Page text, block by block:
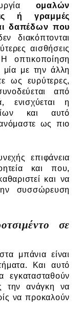
ομαλών
ή γραμμές
δαπέδων που
διακόπτονται
αισθήσεις
οπτικοποίηση
με την άλλη
ως ευρύτερες,
από
ενισχύεται η
και αυτό
ως πιο
επιφάνεια
και που,
και να
συσσώρευση
σε
μπάνια είναι
Και αυτό
εγκατασταθούν
την ανάγκη να
να προκαλούν